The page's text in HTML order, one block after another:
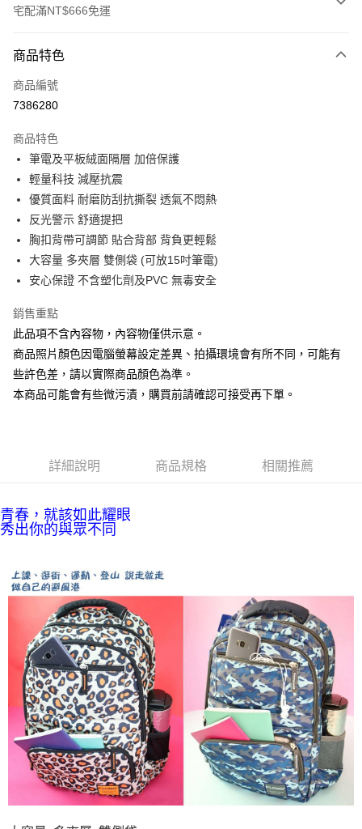
宅配滿NT$666免運
信用卡一次付款
LINE Pay
街口支付
悠遊付
AFTEE先享後付
相關說明
【關於「AFTEE先享後付」】
AFTEE先享後付是「在收到商品之後才付款」的支付方式。 讓您購物簡單
便利好安心！
２．便利：只要手機號碼，簡訊認證，即可結帳。
３．安心：先確認商品／服務後，再付款。
【「AFTEE先享後付」結帳流程】
１．於結帳方式選擇「AFTEE先享後付」後，將跳轉至「AFTEE先享後付」
２．訂單成立數日內，您將收到繳費通知簡訊。
購買商品的店家。未經商家同意取消之訂單仍視為有效，需透過AFTEE先享
後付繳納相關費用。
客戶支援中心」
https://netprotections.freshdesk.com/support/home
易，需依本服務之必要範圍內提供個人資料，並將交易相關給付款項請求債
權轉讓予恩沛科技股份有限公司。
２．關於個人資料處理事宜，請瀏覽以下網址：
https://aftee.tw/terms/#terms3
３．未成年的使用者請事先徵得法定代理人或監護人之同意方可使用
「AFTEE先享後付」，若未經同意申辦者引起之損失，本公司不負相關責
任。
４．使用「AFTEE先享後付」時，將依據個別帳號之用戶狀況，依本公司即
時審查核予不同之上限額度；若仍有額度不足之情形，本公司將視審查結果
請求用戶進行身份認證。
５．嚴禁一人註冊多個帳號或使用他人資訊註冊。若發現惡意使用之情形，
恩沛科技股份有限公司將有權停止該用戶之使用額度並採取法律行動。
ATM付款
宅配
每筆NT$80，滿NT$666(含以上)免運費
離島宅配
商品特色
商品編號
7386280
商品特色
筆電及平板絨面隔層 加倍保護
輕量科技 減壓抗震
優質面料 耐磨防刮抗撕裂 透氣不悶熱
反光警示 舒適提把
胸扣背帶可調節 貼合背部 背負更輕鬆
大容量 多夾層 雙側袋 (可放15吋筆電)
安心保證 不含塑化劑及PVC 無毒安全
銷售重點
此品項不含內容物，內容物僅供示意。
商品照片顏色因電腦螢幕設定差異、拍攝環境會有所不同，可能有
些許色差，請以實際商品顏色為準。
本商品可能會有些微污漬，購買前請確認可接受再下單。
詳細說明 商品規格 相關推薦
青春，就該如此耀眼
秀出你的與眾不同